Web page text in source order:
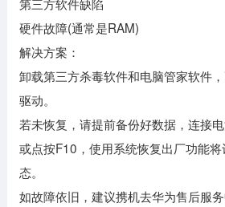
硬件故障(通常是RAM)
解决方案：
卸载第三方杀毒软件和电脑管家软件
驱动。
若未恢复，请提前备份好数据，连接
或点按F10，使用系统恢复出厂功能
态。
如故障依旧，建议携机去华为售后服